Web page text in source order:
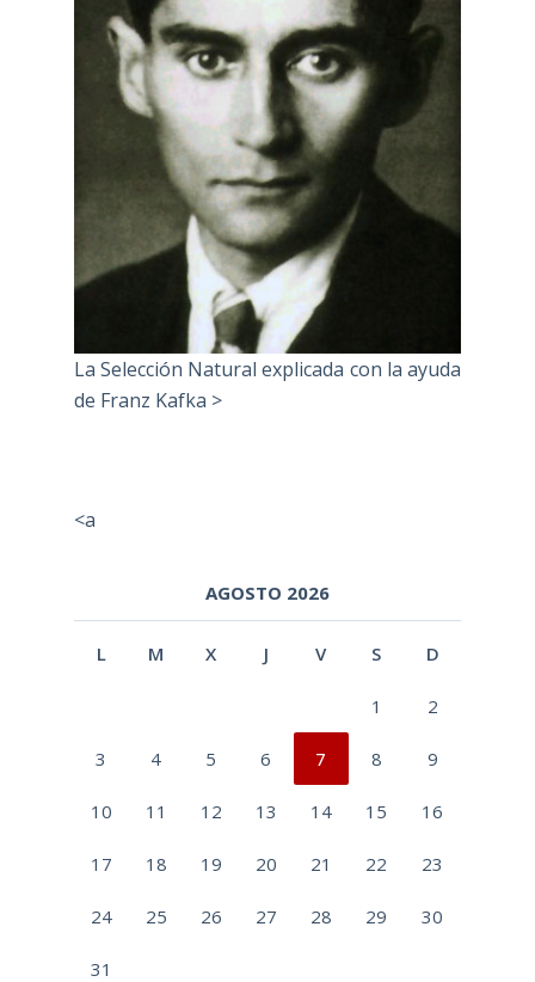
La Selección Natural explicada con la ayuda
de Franz Kafka >
<a
AGOSTO 2026
L M X J V S D
1 2
3 4 5 6 7 8 9
10 11 12 13 14 15 16
17 18 19 20 21 22 23
24 25 26 27 28 29 30
31